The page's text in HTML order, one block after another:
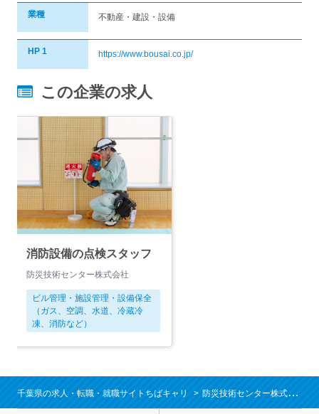
業種 不動産・建設・設備
HP 1 https://www.bousai.co.jp/
この企業の求人
消防設備の点検スタッフ
防災技術センター株式会社
ビル管理・施設管理・設備保全
（ガス、空調、水道、冷蔵冷
凍、消防など）
千葉県の求人・転職・就職サイトちばキャリ 防災技術センター株式会社の求人/就職情報